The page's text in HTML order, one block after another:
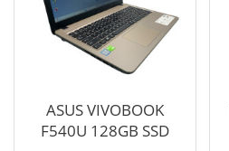
ASUS VIVOBOOK
F540U 128GB SSD